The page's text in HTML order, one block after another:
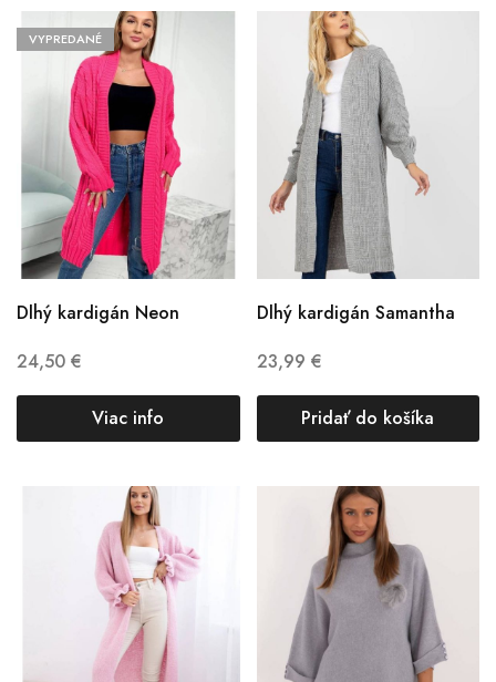
VYPREDANÉ
Dlhý kardigán Neon
24,50 €
Viac info
Dlhý kardigán Samantha
23,99 €
Pridať do košíka